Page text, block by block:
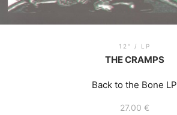
12" / LP
THE CRAMPS
Back to the Bone LP
27.00 €